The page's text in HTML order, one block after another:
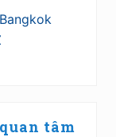
tâm